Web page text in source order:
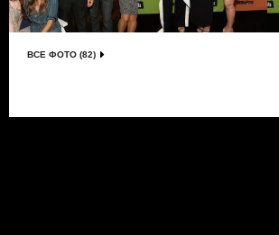
ВСЕ ФОТО (82)